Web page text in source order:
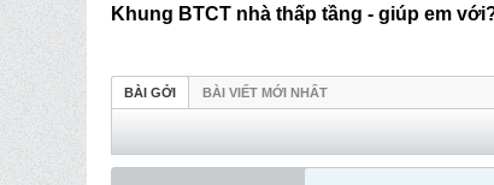
Khung BTCT nhà thấp tầng - giúp em
BÀI GỞI BÀI VIẾT MỚI NHẤT